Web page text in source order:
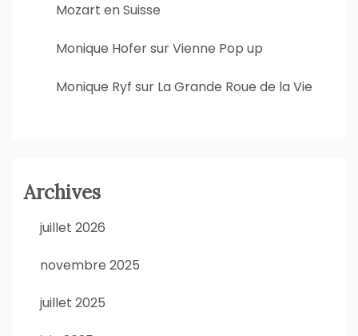
Mozart en Suisse
Monique HofersurVienne Pop up
Monique Ryf sur La Grande Roue de la Vie
Archives
juillet 2026
novembre 2025
juillet 2025